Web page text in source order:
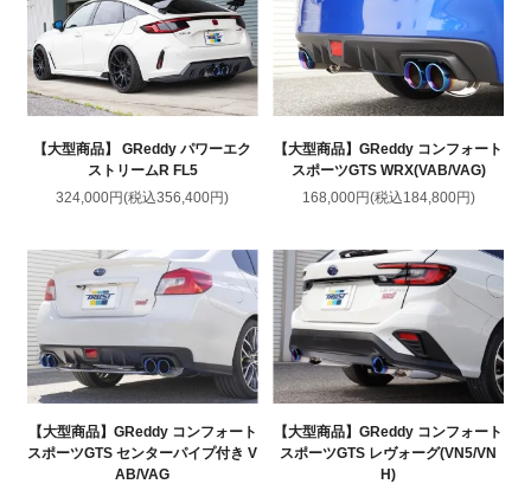
【大型商品】 GReddy パワーエク
ストリームR FL5
324,000円(税込356,400円)
【大型商品】GReddy コンフォート
スポーツGTS WRX(VAB/VAG)
168,000円(税込184,800円)
【大型商品】GReddy コンフォート
スポーツGTS センターパイプ付き V
AB/VAG
【大型商品】GReddy コンフォート
スポーツGTS レヴォーグ(VN5/VN
H)